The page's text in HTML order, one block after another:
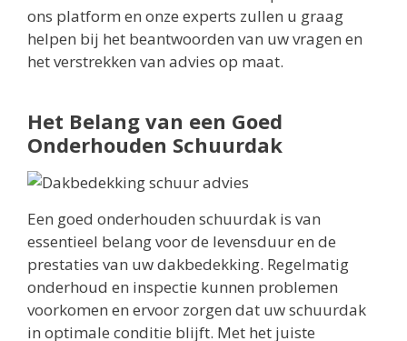
ons platform en onze experts zullen u graag
helpen bij het beantwoorden van uw vragen en
het verstrekken van advies op maat.
Het Belang van een Goed
Onderhouden Schuurdak
Een goed onderhouden schuurdak is van
essentieel belang voor de levensduur en de
prestaties van uw dakbedekking. Regelmatig
onderhoud en inspectie kunnen problemen
voorkomen en ervoor zorgen dat uw schuurdak
in optimale conditie blijft. Met het juiste